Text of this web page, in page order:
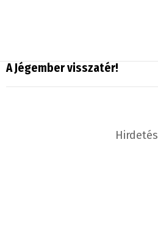
A Jégember visszatér!
Hirdetés